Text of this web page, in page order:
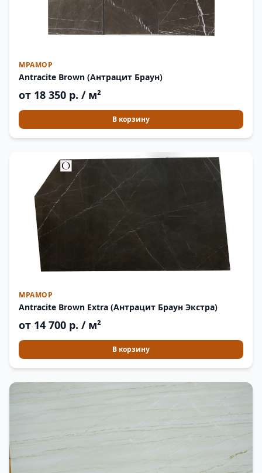
МРАМОР
Antracite Brown (Антрацит Браун)
от 18 350 р. / м²
В корзину
МРАМОР
Antracite Brown Extra (Антрацит Браун Экстра)
от 14 700 р. / м²
В корзину